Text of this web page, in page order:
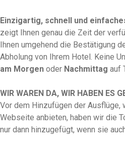
Einzigartig, schnell und
zeigt Ihnen genau die Zeit der
Ihnen umgehend die Bestätigung
Abholung von Ihrem Hotel. Keine
am Morgen oder Nachmittag auf
WIR WAREN DA, WIR HABEN ES
Vor dem Hinzufügen der Ausflüge,
Webseite anbieten, haben wir die
nur dann hinzugefügt, wenn sie